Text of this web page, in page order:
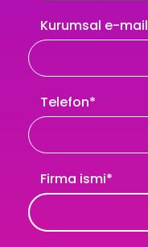
Kurumsal e-mail
Telefon*
Firma ismi*